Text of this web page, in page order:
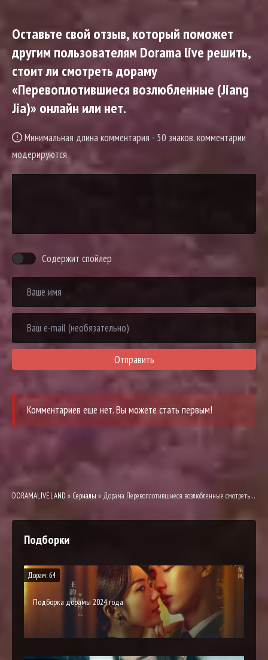
Оставьте свой отзыв, который поможет
другим пользователям Dorama live решить,
стоит ли смотреть дораму
«Перевоплотившиеся возлюбленные (Jiang
Jia)» онлайн или нет.
Минимальная длина комментария - 50 знаков. комментарии
модерируются
Содержит спойлер
Отправить
Комментариев еще нет. Вы можете стать первым!
DORAMALIVE.LAND » Сериалы » Дорама Перевоплотившиеся возлюбленные смотреть онлайн
Подборки
Дорам: 64
Подборка дорамы 2024 года